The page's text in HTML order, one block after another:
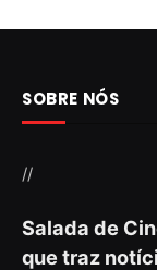
SOBRE NÓS
//
Salada de
que traz